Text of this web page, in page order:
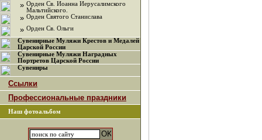
» Орден Св. Иоанна Иерусалимского
Мальтийского.
» Орден Святого Станислава
» Орден Св. Ольги
Сувенирные Муляжи Крестов и Медалей
Царской России
Сувенирные Муляжи Наградных
Портретов Царской России
Сувениры
Ссылки
Профессиональные праздники
Наш фотоальбом